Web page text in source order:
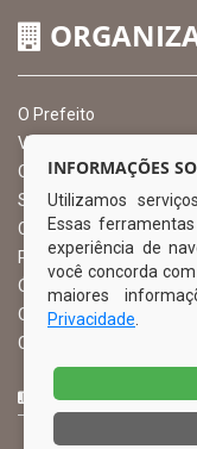
O Prefeito
Vice Prefeito
Ouvidoria Municipal
Serviço de Informação
Chefe de Gabinete
Procuradoria Geral
Órgão de Controle
Organograma
Comissão Permanente
CURTA
INFORMAÇÕES
Utilizamos
Essas
experiência de
você concorda
maiores
Privacidade